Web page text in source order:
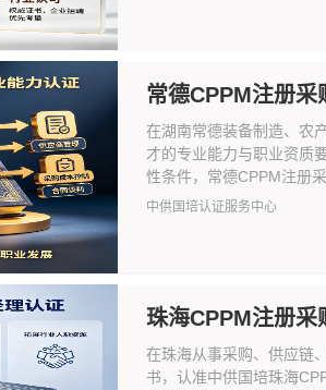
常德CPPM注册
在湖南常德装备制造、农
才的专业能力与职业资质
性条件，常德CPPM注册采
中供国培认证服务中心
珠海CPPM注册采
在珠海从事采购、供应链
书，认准中供国培珠海